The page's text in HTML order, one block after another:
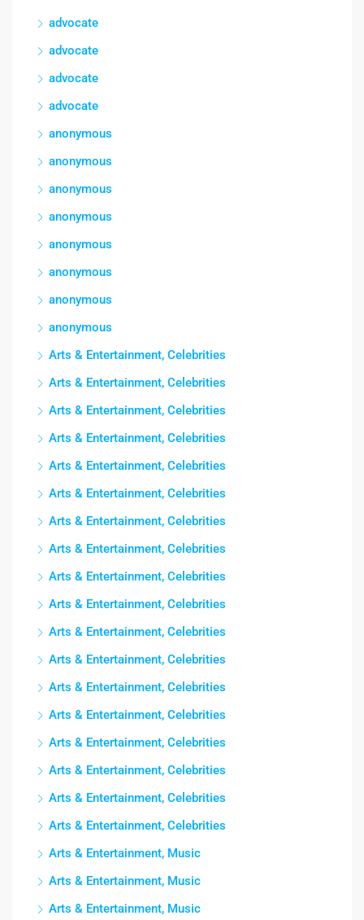
advocate
advocate
advocate
advocate
anonymous
anonymous
anonymous
anonymous
anonymous
anonymous
anonymous
anonymous
Arts & Entertainment, Celebrities
Arts & Entertainment, Celebrities
Arts & Entertainment, Celebrities
Arts & Entertainment, Celebrities
Arts & Entertainment, Celebrities
Arts & Entertainment, Celebrities
Arts & Entertainment, Celebrities
Arts & Entertainment, Celebrities
Arts & Entertainment, Celebrities
Arts & Entertainment, Celebrities
Arts & Entertainment, Celebrities
Arts & Entertainment, Celebrities
Arts & Entertainment, Celebrities
Arts & Entertainment, Celebrities
Arts & Entertainment, Celebrities
Arts & Entertainment, Celebrities
Arts & Entertainment, Celebrities
Arts & Entertainment, Celebrities
Arts & Entertainment, Music
Arts & Entertainment, Music
Arts & Entertainment, Music